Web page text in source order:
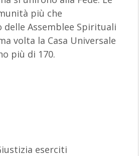
più che
Assemblee Spirituali
volta la Casa Universale
più di 170.
eserciti